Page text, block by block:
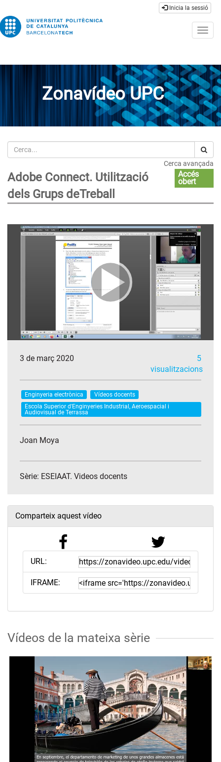
Inicia la sessió
Zonavídeo UPC
Cerca
Cerca avançada
Adobe Connect. Utilització
dels Grups deTreball
Accés
obert
3 de març 2020
5
visualitzacions
Enginyeria electrònica
Vídeos docents
Escola Superior d'Enginyeries Industrial, Aeroespacial i
Audiovisual de Terrassa
Joan Moya
Sèrie: ESEIAAT. Videos docents
Comparteix aquest vídeo
URL:
IFRAME:
Vídeos de la mateixa sèrie